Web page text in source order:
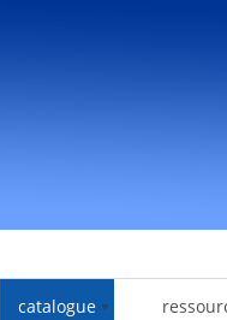
catalogue